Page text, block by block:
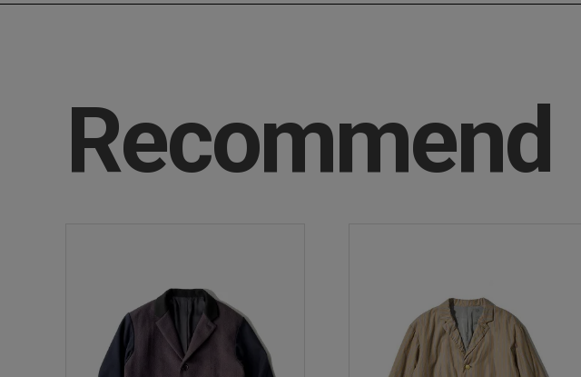
Recommend